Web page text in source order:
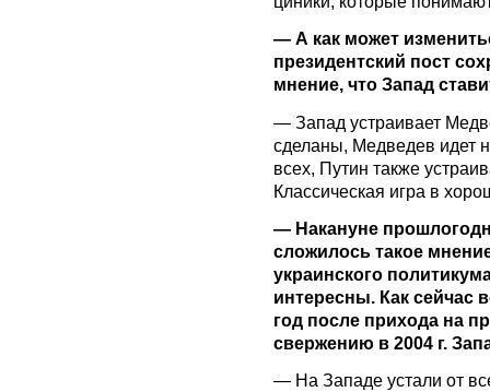
— А как может
президентский пост
мнение, что Запад
— Запад устраивает
сделаны, Медведев идет
всех, Путин также
Классическая игра в
— Накануне
сложилось такое
украинского
интересны. Как сейчас
год после прихода на
свержению в 2004 г.
— На Западе устали от